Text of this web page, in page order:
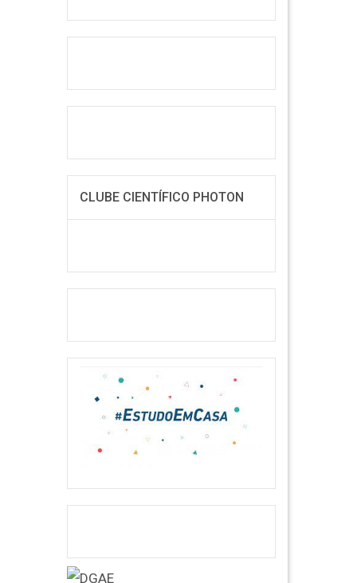
CLUBE CIENTÍFICO PHOTON